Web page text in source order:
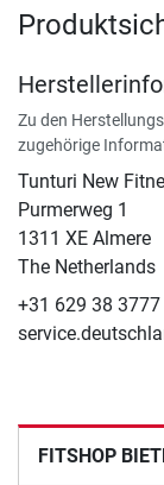
Zu den
zugehörige
Tunturi New
​Purmerweg 1
1311 XE Almere
The Netherlands
+31 629 38 3777
FITSHOP